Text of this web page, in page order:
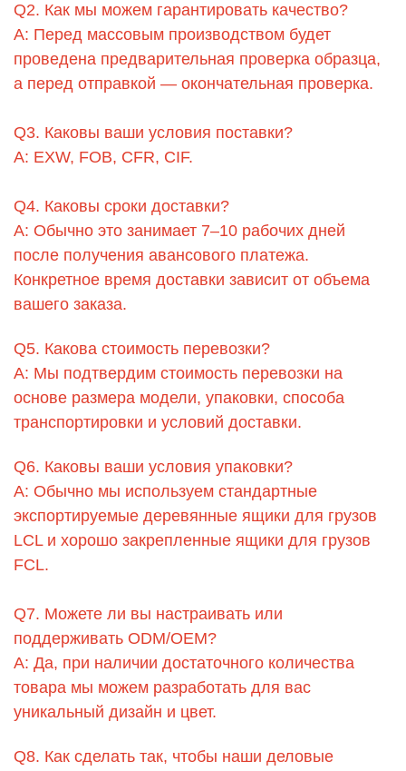
Q2. Как мы можем гарантировать качество?
A: Перед массовым производством будет
проведена предварительная проверка образца,
а перед отправкой — окончательная проверка.
Q3. Каковы ваши условия поставки?
A: EXW, FOB, CFR, CIF.
Q4. Каковы сроки доставки?
A: Обычно это занимает 7–10 рабочих дней
после получения авансового платежа.
Конкретное время доставки зависит от объема
вашего заказа.
Q5. Какова стоимость перевозки?
A: Мы подтвердим стоимость перевозки на
основе размера модели, упаковки, способа
транспортировки и условий доставки.
Q6. Каковы ваши условия упаковки?
A: Обычно мы используем стандартные
экспортируемые деревянные ящики для грузов
LCL и хорошо закрепленные ящики для грузов
FCL.
Q7. Можете ли вы настраивать или
поддерживать ODM/OEM?
A: Да, при наличии достаточного количества
товара мы можем разработать для вас
уникальный дизайн и цвет.
Q8. Как сделать так, чтобы наши деловые